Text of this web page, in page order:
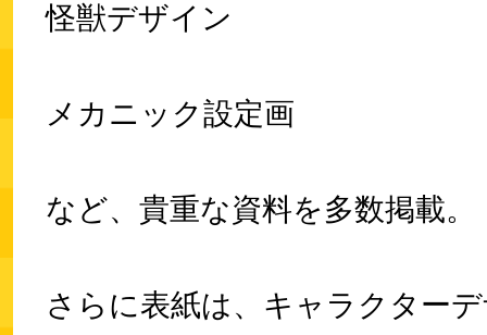
怪獣デザイン
メカニック設定画
など、貴重な資料を多数掲載。
さらに表紙は、キャラクター